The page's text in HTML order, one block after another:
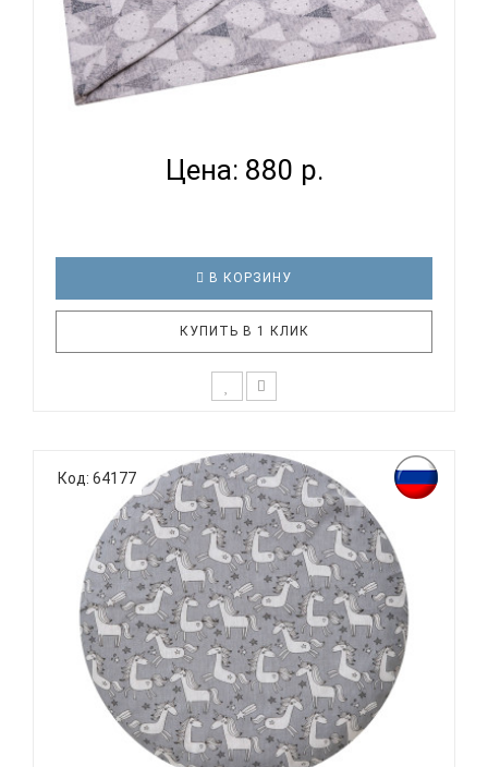
ВОМБАТИК SOFT COLLECTION ЕЛОЧКИ -
Цена: 880 р.
В КОРЗИНУ
КУПИТЬ В 1 КЛИК
родитель подходит очень основательно. Ведь
малыш большую часть времени проводит в
кроватке. И натуральность тканей, нежный и
веселый рисунок, высокая устойчивость к частым
стиркам – очень важные параметры д..
Код: 64177
ВОМБАТИК CLASSIC COLLECTION ЕДИНОРОЖКИ -
ПРОСТЫНЯ...